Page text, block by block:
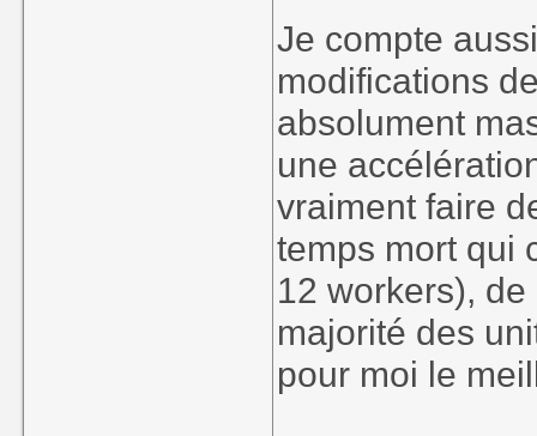
Je compte
modifications
absolument
une
vraiment faire
temps mort qui
12 workers),
majorité des
pour moi le